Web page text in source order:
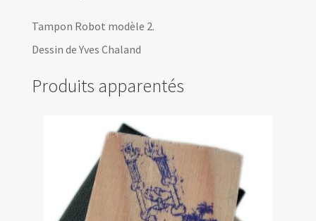
Tampon Robot modèle 2.
Dessin de Yves Chaland
Produits apparentés